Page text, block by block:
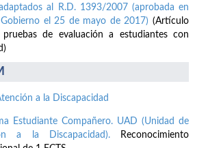
al R.D. 1393/2007 (aprobada en
el 25 de mayo de 2017) (Artículo
de evaluación a estudiantes con
a la Discapacidad
Estudiante Compañero. UAD (Unidad de
a la Discapacidad).Reconocimiento